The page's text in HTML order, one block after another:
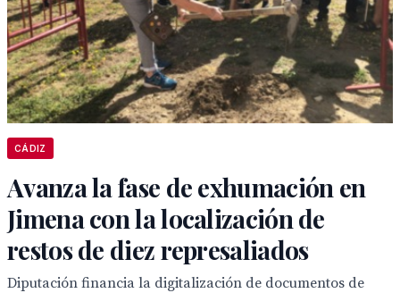
CÁDIZ
Avanza la fase de exhumación en
Jimena con la localización de
restos de diez represaliados
Diputación financia la digitalización de documentos de